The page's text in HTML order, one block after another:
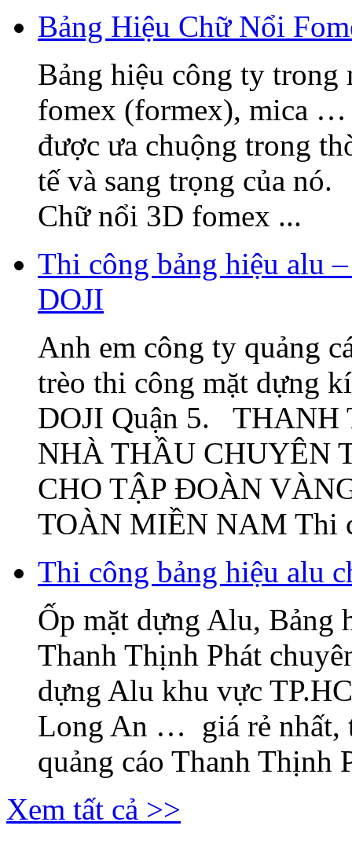
Bảng Hiệu Chữ Nổi
Bảng hiệu công ty
fomex (formex), mica …
được ưa chuộng trong
tế và sang trọng của
Chữ nổi 3D fomex ...
Thi công bảng hiệu alu
DOJI
Anh em công ty quảng
trèo thi công mặt dựng
DOJI Quận 5. THANH
NHÀ THẦU CHUYÊN
CHO TẬP ĐOÀN
TOÀN MIỀN NAM
Thi công bảng hiệu alu
Ốp mặt dựng Alu, Bảng
Thanh Thịnh Phát
dựng Alu khu vực
Long An … giá rẻ nhất,
quảng cáo Thanh Thịnh
Xem tất cả >>